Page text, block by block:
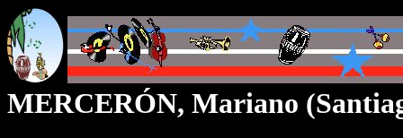
MERCERÓN, Mariano